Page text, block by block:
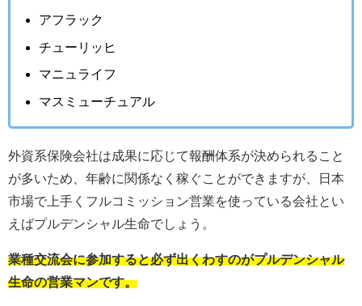
アフラック
チューリッヒ
マニュライフ
マスミューチュアル
外資系保険会社は成果に応じて報酬体系が決められること
が多いため、年齢に関係なく稼ぐことができますが、日本
市場で上手くフルコミッション営業を使っている会社とい
えばプルデンシャル生命でしょう。
業種交流会に参加すると必ず出くわすのがプルデンシャル
生命の営業マンです。